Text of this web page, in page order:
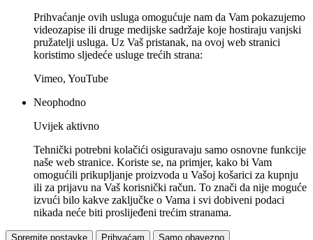
Prihvaćanje ovih usluga omogućuje nam da Vam pokazujemo
videozapise ili druge medijske sadržaje koje hostiraju vanjski
pružatelji usluga. Uz Vaš pristanak, na ovoj web stranici
koristimo sljedeće usluge trećih strana:
Vimeo, YouTube
Neophodno
Uvijek aktivno
Tehnički potrebni kolačići osiguravaju samo osnovne funkcije
naše web stranice. Koriste se, na primjer, kako bi Vam
omogućili prikupljanje proizvoda u Vašoj košarici za kupnju
ili za prijavu na Vaš korisnički račun. To znači da nije moguće
izvući bilo kakve zaključke o Vama i svi dobiveni podaci
nikada neće biti proslijeđeni trećim stranama.
Spremite postavke Prihvaćam Samo obavezno